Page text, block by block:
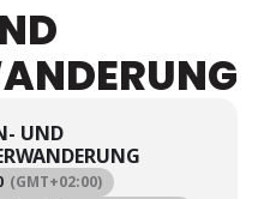
UND
(GMT+02:00)